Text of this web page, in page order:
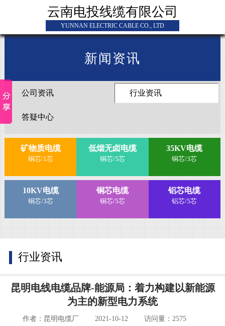
云南电投线缆有限公司
YUNNAN ELECTRIC CABLE CO., LTD
新闻资讯
公司资讯 行业资讯
答疑中心
矿物质电缆
铜芯/1芯
低烟无卤电缆
铜芯/5芯
35KV电缆
铜芯/3芯
10KV电缆
铜芯/3芯
铜芯电缆
铜芯/5芯
铝芯电缆
铝芯/5芯
行业资讯
昆明电线电缆品牌-能源局：着力构建以新能源
为主的新型电力系统
作者：昆明电缆厂 2021-10-12 访问量：2575